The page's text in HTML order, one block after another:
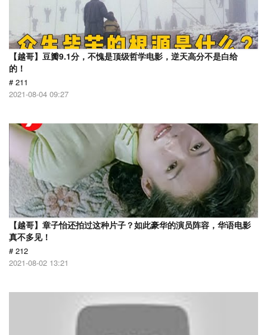
【越哥】豆瓣9.1分，不愧是顶级哲学电影，逆天高分不是白给
的！
# 211
2021-08-04 09:27
【越哥】章子怡还拍过这种片子？如此豪华的演员阵容，华语电影
真不多见！
# 212
2021-08-02 13:21